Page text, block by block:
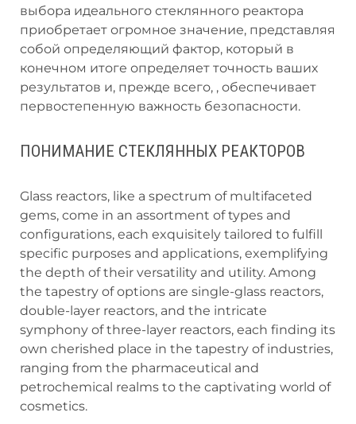
выбора идеального стеклянного реактора
приобретает огромное значение, представляя
собой определяющий фактор, который в
конечном итоге определяет точность ваших
результатов и, прежде всего, , обеспечивает
первостепенную важность безопасности.
ПОНИМАНИЕ СТЕКЛЯННЫХ РЕАКТОРОВ
Glass reactors, like a spectrum of multifaceted
gems, come in an assortment of types and
configurations, each exquisitely tailored to fulfill
specific purposes and applications, exemplifying
the depth of their versatility and utility. Among
the tapestry of options are single-glass reactors,
double-layer reactors, and the intricate
symphony of three-layer reactors, each finding its
own cherished place in the tapestry of industries,
ranging from the pharmaceutical and
petrochemical realms to the captivating world of
cosmetics.